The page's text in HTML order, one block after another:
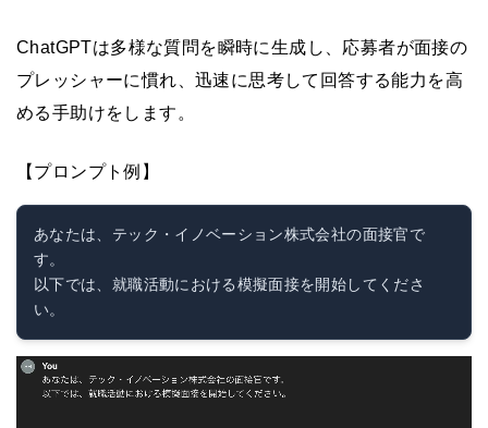
ChatGPTは多様な質問を瞬時に生成し、応募者が面接の
プレッシャーに慣れ、迅速に思考して回答する能力を高
める手助けをします。
【プロンプト例】
あなたは、テック・イノベーション株式会社の面接官で
す。
以下では、就職活動における模擬面接を開始してくださ